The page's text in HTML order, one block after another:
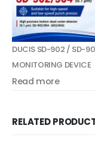
DUCIS SD-902 / SD-
MONITORING DEVICE
Read more
RELATED